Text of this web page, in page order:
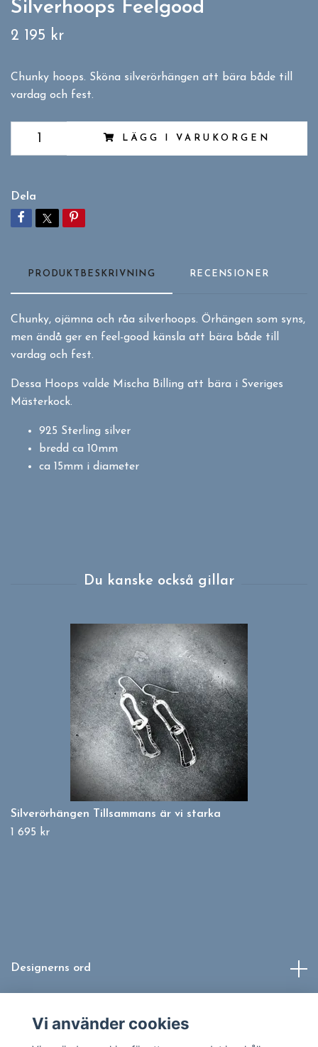
Silverhoops Feelgood
2 195 kr
Chunky hoops. Sköna silverörhängen att bära både till
vardag och fest.
LÄGG I VARUKORGEN
Dela
PRODUKTBESKRIVNING RECENSIONER
Chunky, ojämna och råa silverhoops. Örhängen som syns,
men ändå ger en feel-good känsla att bära både till
vardag och fest.
Dessa Hoops valde Mischa Billing att bära i Sveriges
Mästerkock.
925 Sterling silver
bredd ca 10mm
ca 15mm i diameter
Silverörhängen Tillsammans är vi starka
1 695 kr
Designerns ord
Vi använder cookies